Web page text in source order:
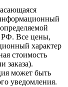
РФ. Все цены,
характер
стоимость
заказа).
может быть
уведомления.